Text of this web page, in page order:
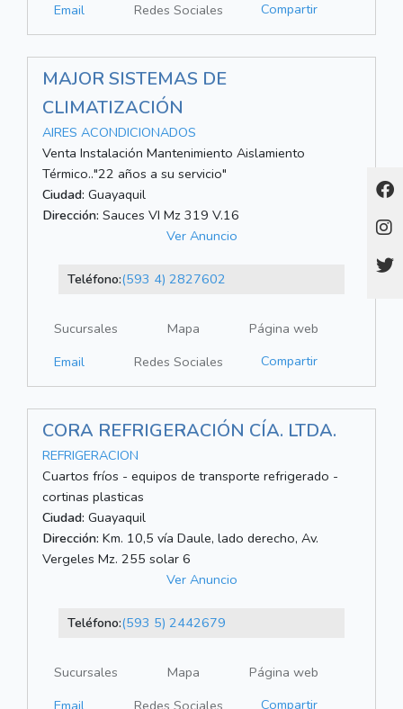
Email
Redes Sociales Compartir
MAJOR SISTEMAS DE
CLIMATIZACIÓN
AIRES ACONDICIONADOS
Venta Instalación Mantenimiento Aislamiento
Térmico.."22 años a su servicio"
Ciudad: Guayaquil
Dirección: Sauces VI Mz 319 V.16
Ver Anuncio
Teléfono:(593 4) 2827602
Sucursales Mapa
Página web
Email
Redes Sociales Compartir
CORA REFRIGERACIÓN CÍA. LTDA.
REFRIGERACION
Cuartos fríos - equipos de transporte refrigerado -
cortinas plasticas
Ciudad: Guayaquil
Dirección: Km. 10,5 vía Daule, lado derecho, Av.
Vergeles Mz. 255 solar 6
Ver Anuncio
Teléfono:(593 5) 2442679
Sucursales Mapa
Página web
Email
Redes Sociales Compartir